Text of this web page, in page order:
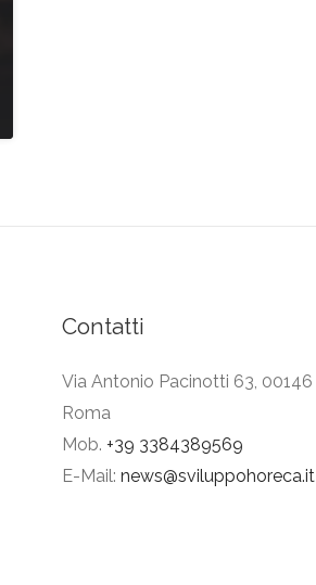
Contatti
Via Antonio Pacinotti 63, 00146
Roma
Mob. +39 3384389569
E-Mail: news@sviluppohoreca.it